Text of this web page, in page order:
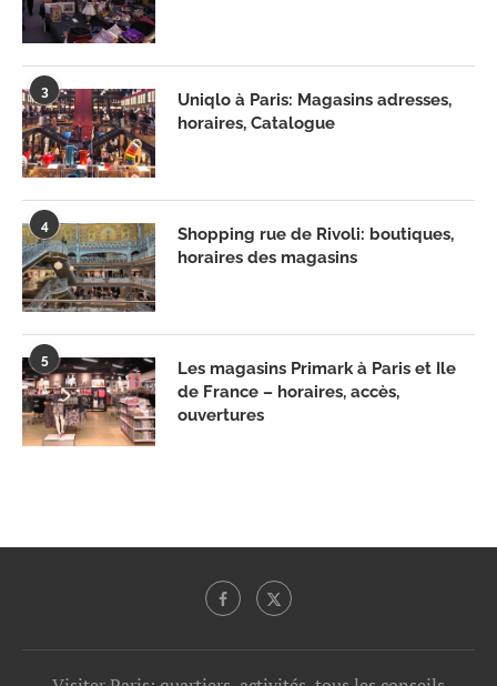
3
Uniqlo à Paris: Magasins adresses,
horaires, Catalogue
4
Shopping rue de Rivoli: boutiques,
horaires des magasins
5
Les magasins Primark à Paris et Ile
de France – horaires, accès,
ouvertures